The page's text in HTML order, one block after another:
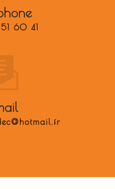
60 41